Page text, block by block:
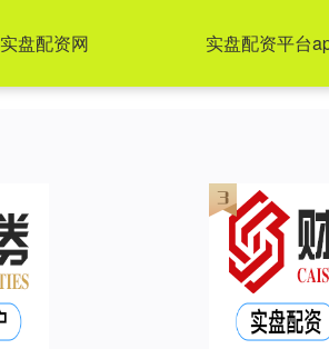
实盘配资网 实盘配资平台